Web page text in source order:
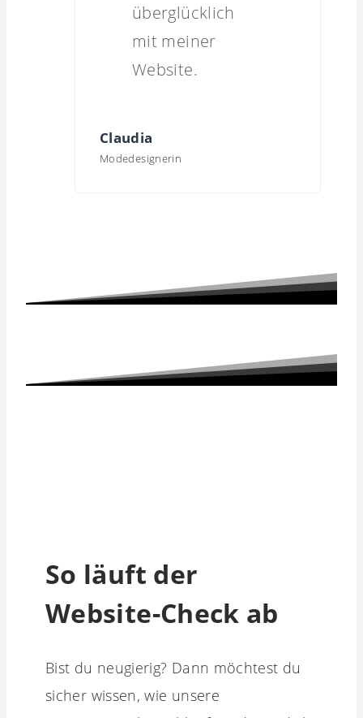
überglücklich
mit meiner
Website.
Claudia
Modedesignerin
So läuft der
Website-Check ab
Bist du neugierig? Dann möchtest du
sicher wissen, wie unsere